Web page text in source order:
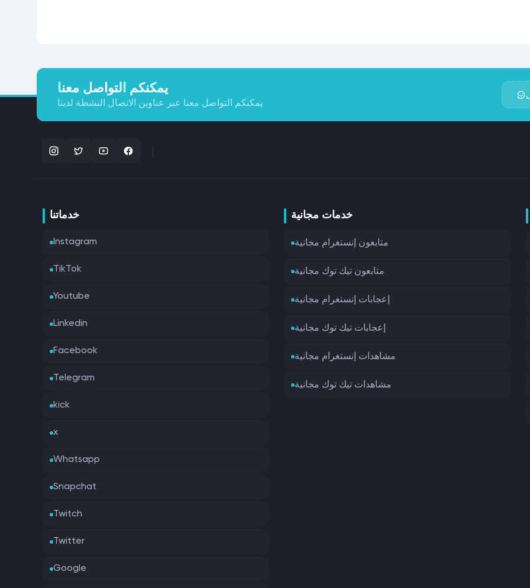
يمكنكم التواصل معنا
يمكنكم التواصل معنا عبر عناوين الاتصال النشطة لدينا
خدماتنا
Instagram
TikTok
Youtube
Linkedin
Facebook
Telegram
kick
x
Whatsapp
Snapchat
Twitch
Twitter
Google
خدمات مجانية
متابعون إنستغرام مجانية
متابعون تيك توك مجانية
إعجابات إنستغرام مجانية
إعجابات تيك توك مجانية
مشاهدات إنستغرام مجانية
مشاهدات تيك توك مجانية